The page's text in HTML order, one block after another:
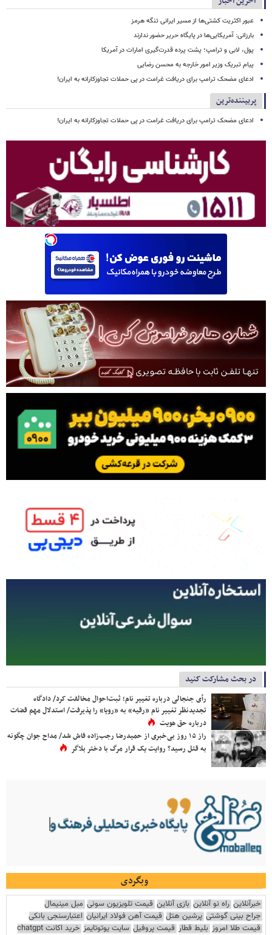
عبور اکثریت کشتی‌ها از مسیر ایرانی تنگه هرمز
بارزانی: آمریکایی‌ها در پایگاه حریر حضور ندارند
پول، لابی و ترامپ؛ پشت پرده قدرت‌گیری امارات در آمریکا
پیام تبریک وزیر امور خارجه به محسن رضایی
ادعای مضحک ترامپ برای دریافت غرامت در پی حملات تجاوزکارانه به ایران!
پربیننده‌ترین
ادعای مضحک ترامپ برای دریافت غرامت در پی حملات تجاوزکارانه به ایران!
در بحث مشارکت کنید
رأی جنجالی درباره تغییر نام؛ ثبت‌احوال مخالفت کرد/ دادگاه
تجدیدنظر تغییر نام «رقیه» به «رویا» را پذیرفت/ استدلال مهم قضات
درباره حق هویت
راز ۱۵ روز بی‌خبری از حمیدرضا رجب‌زاده فاش شد/ مداح جوان چگونه
به قتل رسید؟ روایت یک قرار مرگ با دختر بلاگر
وبگردی
خبرآنلاین راه نو آنلاین بازی آنلاین قیمت تلویزیون سونی مبل مینیمال
جراح بینی گوشتی پرشین هتل قیمت آهن فولاد ایرانیان اعتبارسنجی بانکی
قیمت طلا امروز بلیط قطار قیمت پروفیل سایت یوتوتایمز خرید اکانت chatgpt